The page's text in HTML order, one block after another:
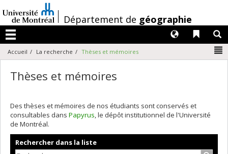
au
contenu
/Département de géographie
Menu
Liens
Langues
Accueil La recherche Thèses et mémoires
Thèses et mémoires
Des thèses et mémoires de nos étudiants sont conservés et
consultables dans Papyrus, le dépôt institutionnel de l'Université
de Montréal.
Rechercher dans la liste